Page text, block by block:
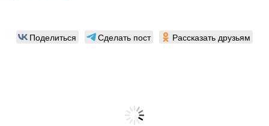
Поделиться Сделать пост Рассказать друзьям